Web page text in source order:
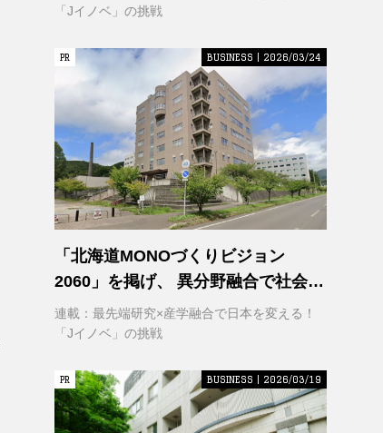
に挑む 大阪工業大学 DXフィールド
「Jイノベ」の挑戦
PR
PR BUSINESS | 2026/03/24
「北海道MONOづくりビジョン
2060」を掲げ、 異分野融合で社会変
革に挑む 室蘭工業大学 クリエイティ
ブコラボレーションセンター
連載：最先端研究×産学融合で日本を変える！
「Jイノベ」の挑戦
PR
PR BUSINESS | 2026/03/19